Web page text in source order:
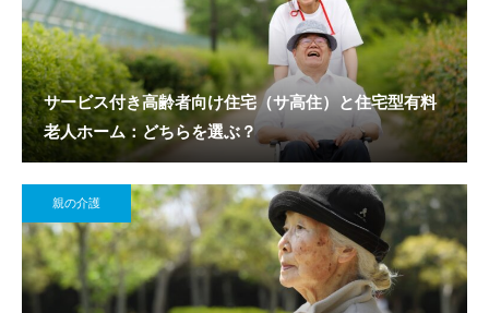
サービス付き高齢者向け住宅（サ高住）と住宅型有料
老人ホーム：どちらを選ぶ？
親の介護